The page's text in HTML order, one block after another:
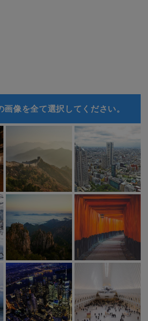
画像を全て選択してください。